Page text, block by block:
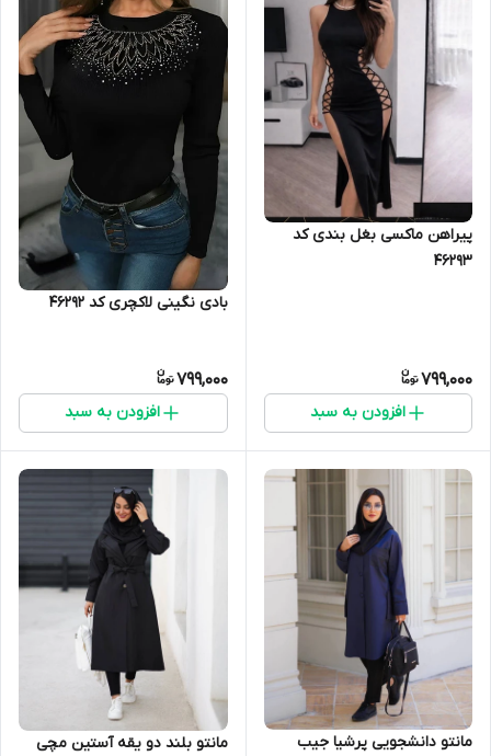
پیراهن ماکسی بغل بندی کد
46293
799,000
افزودن به سبد
بادی نگینی لاکچری کد 46292
799,000
افزودن به سبد
مانتو دانشجویی پرشیا جیب
مانتو بلند دو یقه آستین مچی